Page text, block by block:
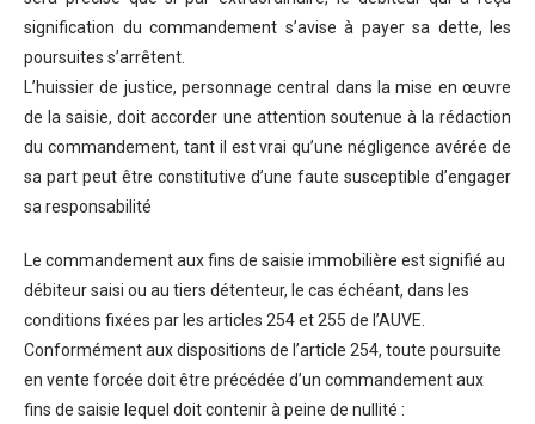
signification du commandement s’avise à payer sa dette, les
poursuites s’arrêtent.
L’huissier de justice, personnage central dans la mise en œuvre
de la saisie, doit accorder une attention soutenue à la rédaction
du commandement, tant il est vrai qu’une négligence avérée de
sa part peut être constitutive d’une faute susceptible d’engager
sa responsabilité
Le commandement aux fins de saisie immobilière est signifié au
débiteur saisi ou au tiers détenteur, le cas échéant, dans les
conditions fixées par les articles 254 et 255 de l’AUVE.
Conformément aux dispositions de l’article 254, toute poursuite
en vente forcée doit être précédée d’un commandement aux
fins de saisie lequel doit contenir à peine de nullité :